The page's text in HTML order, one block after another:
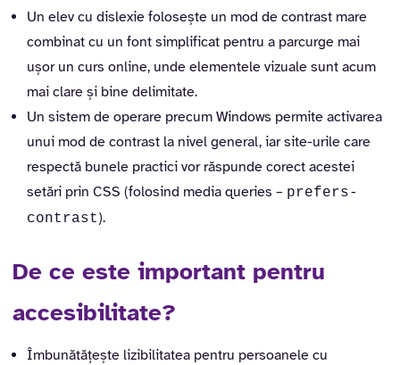
Un elev cu dislexie folosește un mod de contrast mare
combinat cu un font simplificat pentru a parcurge mai
ușor un curs online, unde elementele vizuale sunt acum
mai clare și bine delimitate.
Un sistem de operare precum Windows permite activarea
unui mod de contrast la nivel general, iar site-urile care
respectă bunele practici vor răspunde corect acestei
setări prin CSS (folosind media queries – prefers-
contrast).
De ce este important pentru
accesibilitate?
Îmbunătățește lizibilitatea pentru persoanele cu